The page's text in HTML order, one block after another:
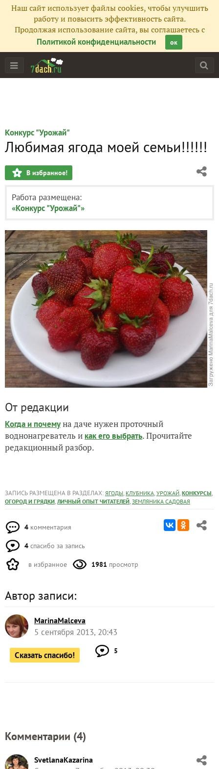
Наш сайт использует файлы cookies, чтобы улучшить
работу и повысить эффективность сайта.
Продолжая использование сайта, вы соглашаетесь с
Политикой конфиденциальности
ок
Конкурс "Урожай"
Любимая ягода моей семьи!!!!!!
В избранное!
Работа размещена:
«Конкурс "Урожай"»
От редакции
Когда и почемуна даче нужен проточный
воднонагреватель и как его выбрать. Прочитайте
редакционный разбор.
ЗАПИСЬ РАЗМЕЩЕНА В РАЗДЕЛАХ: ЯГОДЫ, КЛУБНИКА, УРОЖАЙ, КОНКУРСЫ,
ОГОРОД И ГРЯДКИ, ЛИЧНЫЙ ОПЫТ ЧИТАТЕЛЕЙ, ЗЕМЛЯНИКА САДОВАЯ
4 комментария
4 спасибо за запись
в избранное 1981 просмотр
Автор записи:
MarinaMalceva
5 сентября 2013, 20:43
Сказать спасибо! 5
Комментарии (4)
SvetlanaKazarina